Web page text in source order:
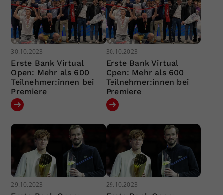
30.10.2023
Erste Bank Virtual
Open: Mehr als 600
Teilnehmer:innen bei
Premiere
30.10.2023
Erste Bank Virtual
Open: Mehr als 600
Teilnehmer:innen bei
Premiere
29.10.2023 29.10.2023